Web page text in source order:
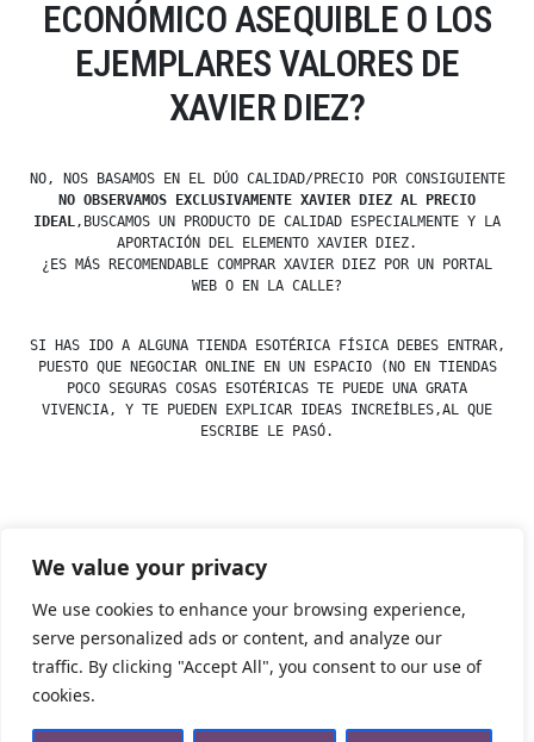
We value your privacy
We use cookies to enhance your browsing experience,
serve personalized ads or content, and analyze our
traffic. By clicking "Accept All", you consent to our use of
cookies.
ECONÓMICO ASEQUIBLE O LOS
EJEMPLARES VALORES DE
XAVIER DIEZ?
NO, NOS BASAMOS EN EL DÚO CALIDAD/PRECIO POR CONSIGUIENTE
NO OBSERVAMOS EXCLUSIVAMENTE XAVIER DIEZ AL PRECIO
IDEAL ,BUSCAMOS UN PRODUCTO DE CALIDAD ESPECIALMENTE Y LA
APORTACIÓN DEL ELEMENTO XAVIER DIEZ.
¿ES MÁS RECOMENDABLE COMPRAR XAVIER DIEZ POR UN PORTAL
WEB O EN LA CALLE?
SI HAS IDO A ALGUNA TIENDA ESOTÉRICA FÍSICA DEBES ENTRAR,
PUESTO QUE NEGOCIAR ONLINE EN UN ESPACIO (NO EN TIENDAS
POCO SEGURAS COSAS ESOTÉRICAS TE PUEDE UNA GRATA
VIVENCIA, Y TE PUEDEN EXPLICAR IDEAS INCREÍBLES,AL QUE
ESCRIBE LE PASÓ.
by
Posted
Uncategorized
Tienda Esotérica Online – Librería Esotérica,Proudly
powered by WordPress.
Privacidad
Aviso Legal Cookies Web